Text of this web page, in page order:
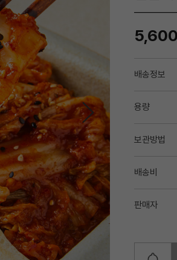
배송정보
용량
보관방법
배송비
판매자